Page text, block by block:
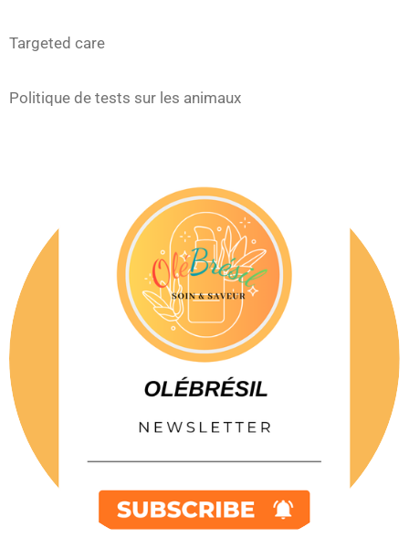
Targeted care
Politique de tests sur les animaux